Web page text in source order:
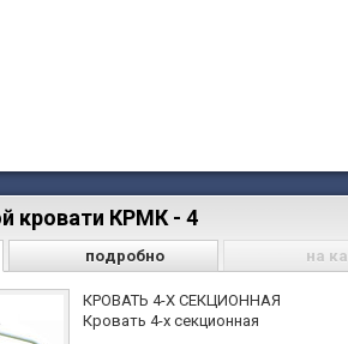
кровати КРМК - 4
подробно на
КРОВАТЬ 4-Х СЕКЦИОННАЯ
Кровать 4-х секционная